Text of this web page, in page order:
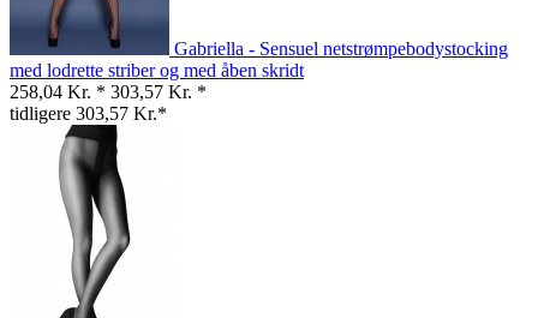
Gabriella - Sensuel netstrømpebodystocking
med lodrette striber og med åben skridt
258,04 Kr. * 303,57 Kr. *
tidligere 303,57 Kr.*